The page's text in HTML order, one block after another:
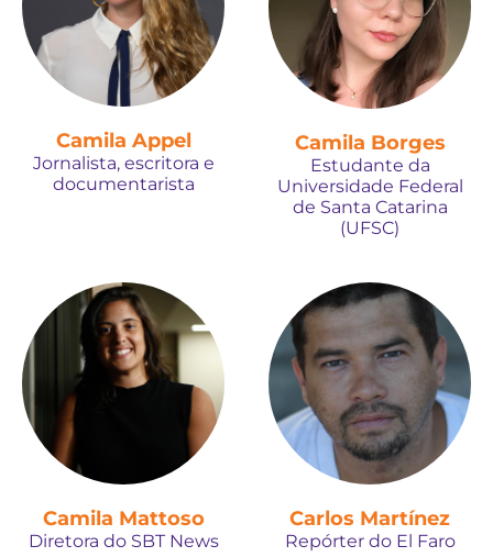
Camila Appel
Jornalista, escritora e
documentarista
Camila Borges
Estudante da
Universidade Federal
de Santa Catarina
(UFSC)
Camila Mattoso
Diretora do SBT News
Carlos Martínez
Repórter do El Faro